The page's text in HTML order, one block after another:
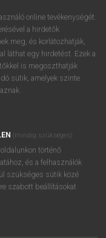
online tevékenységét.
a hirdetők
meg, és korlátozhatják,
láthat egy hirdetést. Ezek a
is megoszthatják
sütik, amelyek szinte
(mindig szükséges)
történő
és a felhasználók
szükséges sütik közé
szabott beállításokat